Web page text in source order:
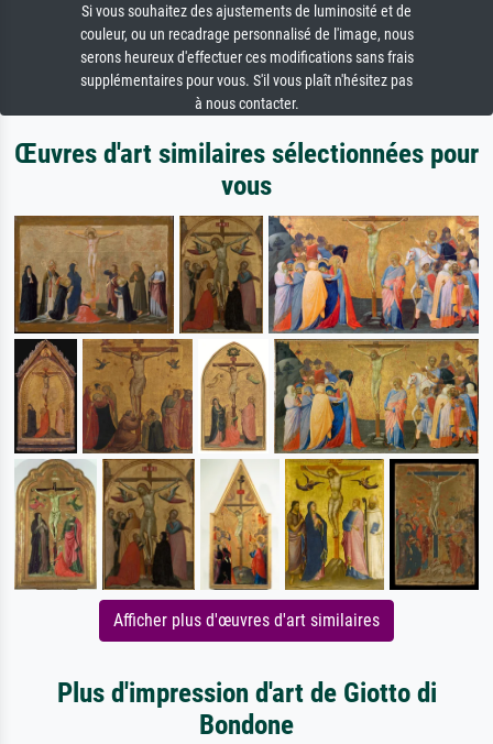
Si vous souhaitez des ajustements de luminosité et de
couleur, ou un recadrage personnalisé de l'image, nous
serons heureux d'effectuer ces modifications sans frais
supplémentaires pour vous. S'il vous plaît n'hésitez pas
à nous contacter.
Œuvres d'art similaires sélectionnées pour
vous
Afficher plus d'œuvres d'art similaires
Plus d'impression d'art de Giotto di
Bondone